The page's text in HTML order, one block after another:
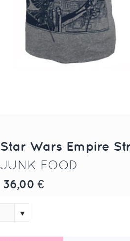
Star Wars Empire
JUNK FOOD
36,00 €